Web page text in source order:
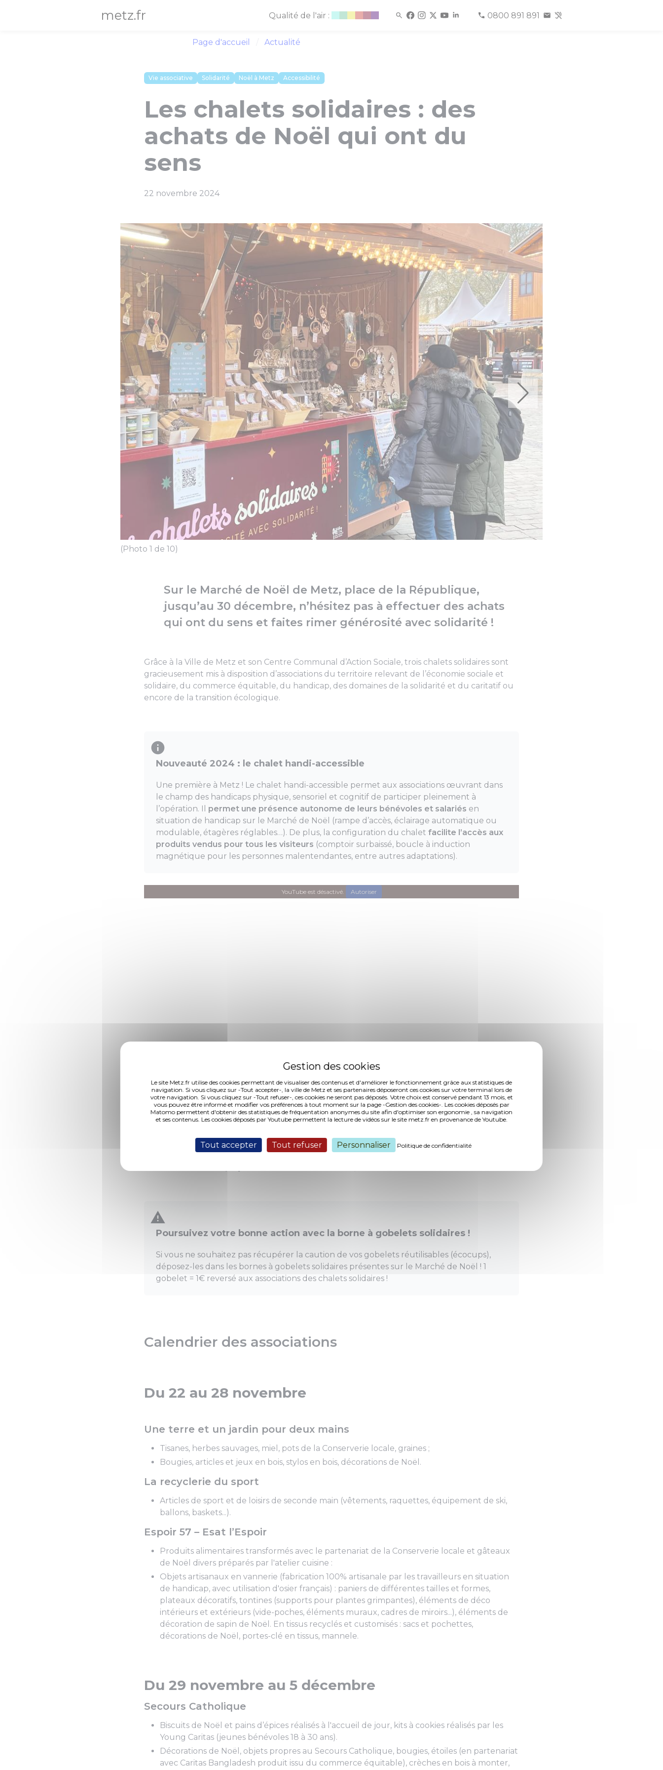
Le site Metz.fr utilise des cookies permettant de visualiser des contenus et d'améliorer le fonctionnement grâce aux statistiques de
navigation. Si vous cliquez sur -Tout accepter-, la ville de Metz et ses partenaires déposeront ces cookies sur votre terminal lors de
votre navigation. Si vous cliquez sur -Tout refuser-, ces cookies ne seront pas déposés. Votre choix est conservé pendant 13 mois, et
vous pouvez être informé et modifier vos préférences à tout moment sur la page -Gestion des cookies-. Les cookies déposés par
Matomo permettent d'obtenir des statistiques de fréquentation anonymes du site afin d'optimiser son ergonomie , sa navigation
et ses contenus. Les cookies déposés par Youtube permettent la lecture de vidéos sur le site metz.fr en provenance de Youtube.
Tout accepter Tout refuser Personnaliser Politique de confidentialité
metz.fr Qualité de l'air : 0800 891 891
Page d'accueil Actualité
Vie associative Solidarité Noël à Metz Accessibilité
Les chalets solidaires : des
achats de Noël qui ont du
sens
22 novembre 2024
(Photo 1 de 10)
Sur le Marché de Noël de Metz, place de la République,
jusqu’au 30 décembre, n’hésitez pas à effectuer des achats
qui ont du sens et faites rimer générosité avec solidarité !
Grâce à la Ville de Metz et son Centre Communal d’Action Sociale, trois chalets solidaires sont
gracieusement mis à disposition d’associations du territoire relevant de l’économie sociale et
solidaire, du commerce équitable, du handicap, des domaines de la solidarité et du caritatif ou
encore de la transition écologique.
Nouveauté 2024 : le chalet handi-accessible
Une première à Metz ! Le chalet handi-accessible permet aux associations œuvrant dans
le champ des handicaps physique, sensoriel et cognitif de participer pleinement à
l’opération. Il permet une présence autonome de leurs bénévoles et salariés en
situation de handicap sur le Marché de Noël (rampe d’accès, éclairage automatique ou
modulable, étagères réglables…). De plus, la configuration du chalet facilite l’accès aux
produits vendus pour tous les visiteurs (comptoir surbaissé, boucle à induction
magnétique pour les personnes malentendantes, entre autres adaptations).
YouTube est désactivé. Autoriser
Les objectifs ?
Mettre en valeur des productions solidaires et durables ;
Faire connaître les activités des structures présentes auprès du grand public ;
Poursuivez votre bonne action avec la borne à gobelets solidaires !
Si vous ne souhaitez pas récupérer la caution de vos gobelets réutilisables (écocups),
déposez-les dans les bornes à gobelets solidaires présentes sur le Marché de Noël ! 1
gobelet = 1€ reversé aux associations des chalets solidaires !
Calendrier des associations
Du 22 au 28 novembre
Une terre et un jardin pour deux mains
Tisanes, herbes sauvages, miel, pots de la Conserverie locale, graines ;
Bougies, articles et jeux en bois, stylos en bois, décorations de Noël.
La recyclerie du sport
Articles de sport et de loisirs de seconde main (vêtements, raquettes, équipement de ski,
ballons, baskets...).
Espoir 57 – Esat l’Espoir
Produits alimentaires transformés avec le partenariat de la Conserverie locale et gâteaux
de Noël divers préparés par l'atelier cuisine :
Objets artisanaux en vannerie (fabrication 100% artisanale par les travailleurs en situation
de handicap, avec utilisation d'osier français) : paniers de différentes tailles et formes,
plateaux décoratifs, tontines (supports pour plantes grimpantes), éléments de déco
intérieurs et extérieurs (vide-poches, éléments muraux, cadres de miroirs...), éléments de
décoration de sapin de Noël. En tissus recyclés et customisés : sacs et pochettes,
décorations de Noël, portes-clé en tissus, mannele.
Du 29 novembre au 5 décembre
Secours Catholique
Biscuits de Noël et pains d’épices réalisés à l'accueil de jour, kits à cookies réalisés par les
Young Caritas (jeunes bénévoles 18 à 30 ans).
Décorations de Noël, objets propres au Secours Catholique, bougies, étoiles (en partenariat
avec Caritas Bangladesh produit issu du commerce équitable), crèches en bois à monter,